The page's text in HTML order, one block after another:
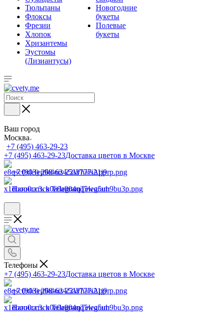
Тюльпаны
Флоксы
Фрезии
Хлопок
Хризантемы
Эустомы
(Лизиантусы)
Новогодние
букеты
Полевые
букеты
Ваш город
Москва
+7 (495) 463-29-23
+7 (495) 463-29-23Доставка цветов в Москве
+7 (903) 268-62-22WhatsApp
Написать в TelegramTelegram
Телефоны
+7 (495) 463-29-23Доставка цветов в Москве
+7 (903) 268-62-22WhatsApp
Написать в TelegramTelegram